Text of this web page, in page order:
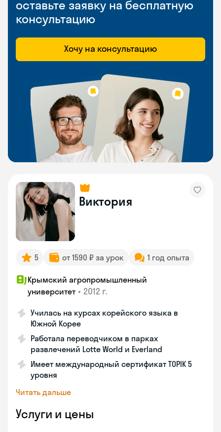
оставьте заявку на бесплатную
консультацию
Хочу на консультацию
Виктория
5 от 1590 ₽ за урок 1 год опыта
Крымский агропромышленный
университет • 2012 г.
Училась на курсах корейского языка в
Южной Корее
Работала переводчиком в парках
развлечений Lotte World и Everland
Имеет международный сертификат TOPIK 5
уровня
Читать дальше
Услуги и цены